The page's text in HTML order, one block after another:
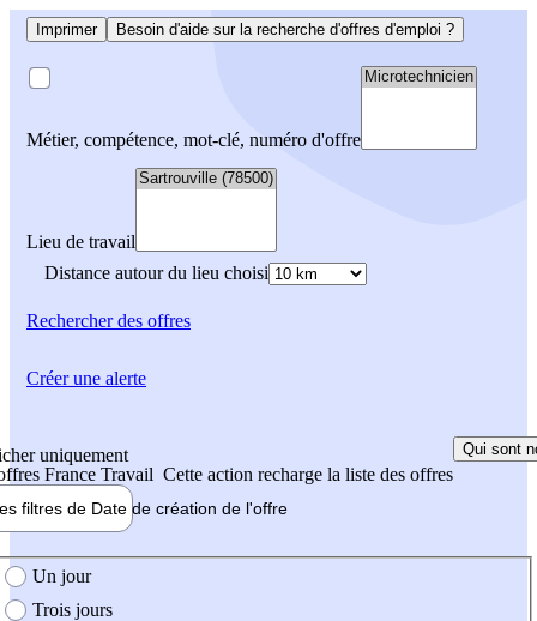
Imprimer Besoin d'aide sur la recherche d'offres d'emploi ?
Métier, compétence, mot-clé, numéro d'offre
Lieu de travail
Distance autour du lieu choisi
Rechercherdes offres
uniquement
France Travail Cette action recharge la liste des offres
Qui sont
filtres de Date de création de l'offre
création de l'offre
Un jour
Trois jours
Créer une alerte